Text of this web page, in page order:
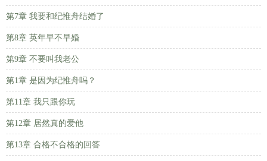
第7章 我要和纪惟舟结婚了
第8章 英年早不早婚
第9章 不要叫我老公
第1章 是因为纪惟舟吗？
第11章 我只跟你玩
第12章 居然真的爱他
第13章 合格不合格的回答